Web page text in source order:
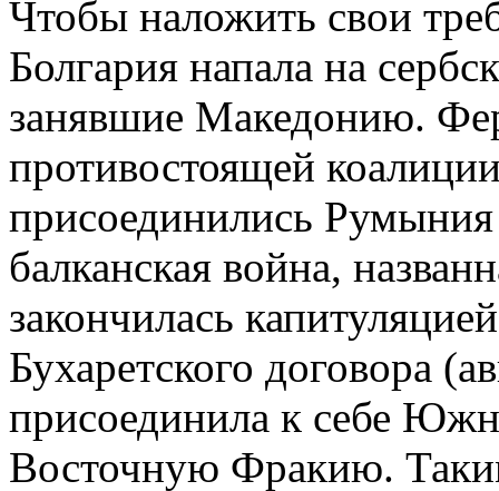
Чтобы наложить свои
Болгария напала на
занявшие Македонию.
противостоящей
присоединились
балканская война,
закончилась
Бухаретского договора
присоединила к себе
Восточную Фракию.